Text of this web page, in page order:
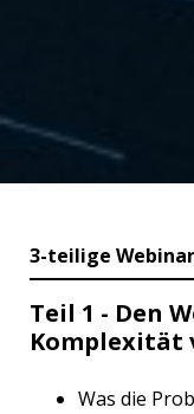
3-teilige
Teil 1 - Den
Komplexität
Was die